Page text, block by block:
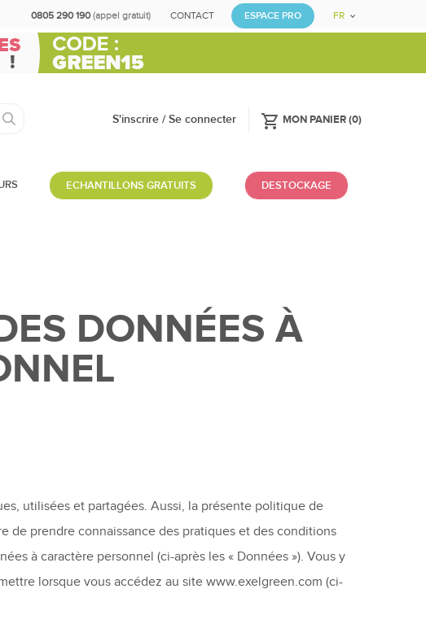
ESPACE PRO
CONTACT
0805 290 190(appel gratuit) FR
shopping_cart MON PANIER(0)
S'inscrire / Se connecter
ECHANTILLONS GRATUITS DESTOCKAGE
DONNÉES À
utilisées et partagées. Aussi, la présente politique de
de prendre connaissance des pratiques et des conditions
à caractère personnel (ci-après les « Données »). Vous y
lorsque vous accédez au site www.exelgreen.com (ci-